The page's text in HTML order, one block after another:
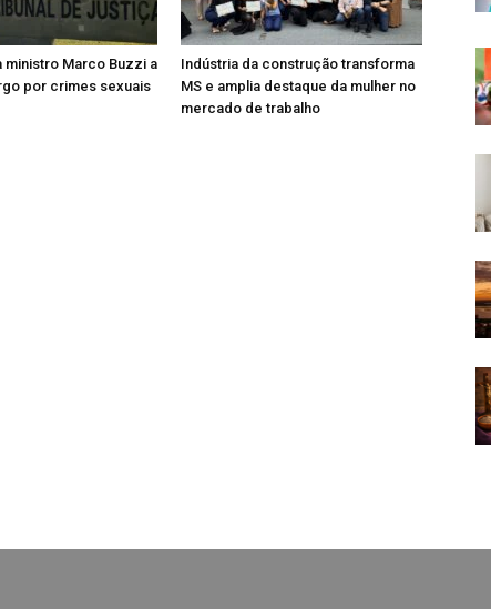
ministro Marco Buzzi a
por crimes sexuais
Indústria da construção transforma
MS e amplia destaque da mulher no
mercado de trabalho